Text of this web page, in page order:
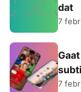
dat
7
7